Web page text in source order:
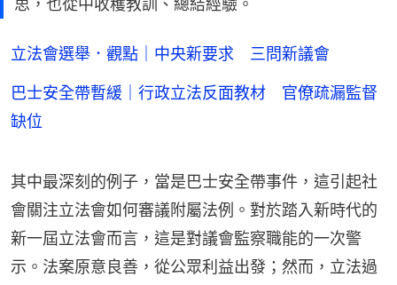
思，也從中收穫教訓、總結經驗。
立法會選舉．觀點｜中央新要求 三問新議會
巴士安全帶暫緩｜行政立法反面教材 官僚疏漏監督
缺位
其中最深刻的例子，當是巴士安全帶事件，這引起社
會關注立法會如何審議附屬法例。對於踏入新時代的
新一屆立法會而言，這是對議會監察職能的一次警
示。法案原意良善，從公眾利益出發；然而，立法過